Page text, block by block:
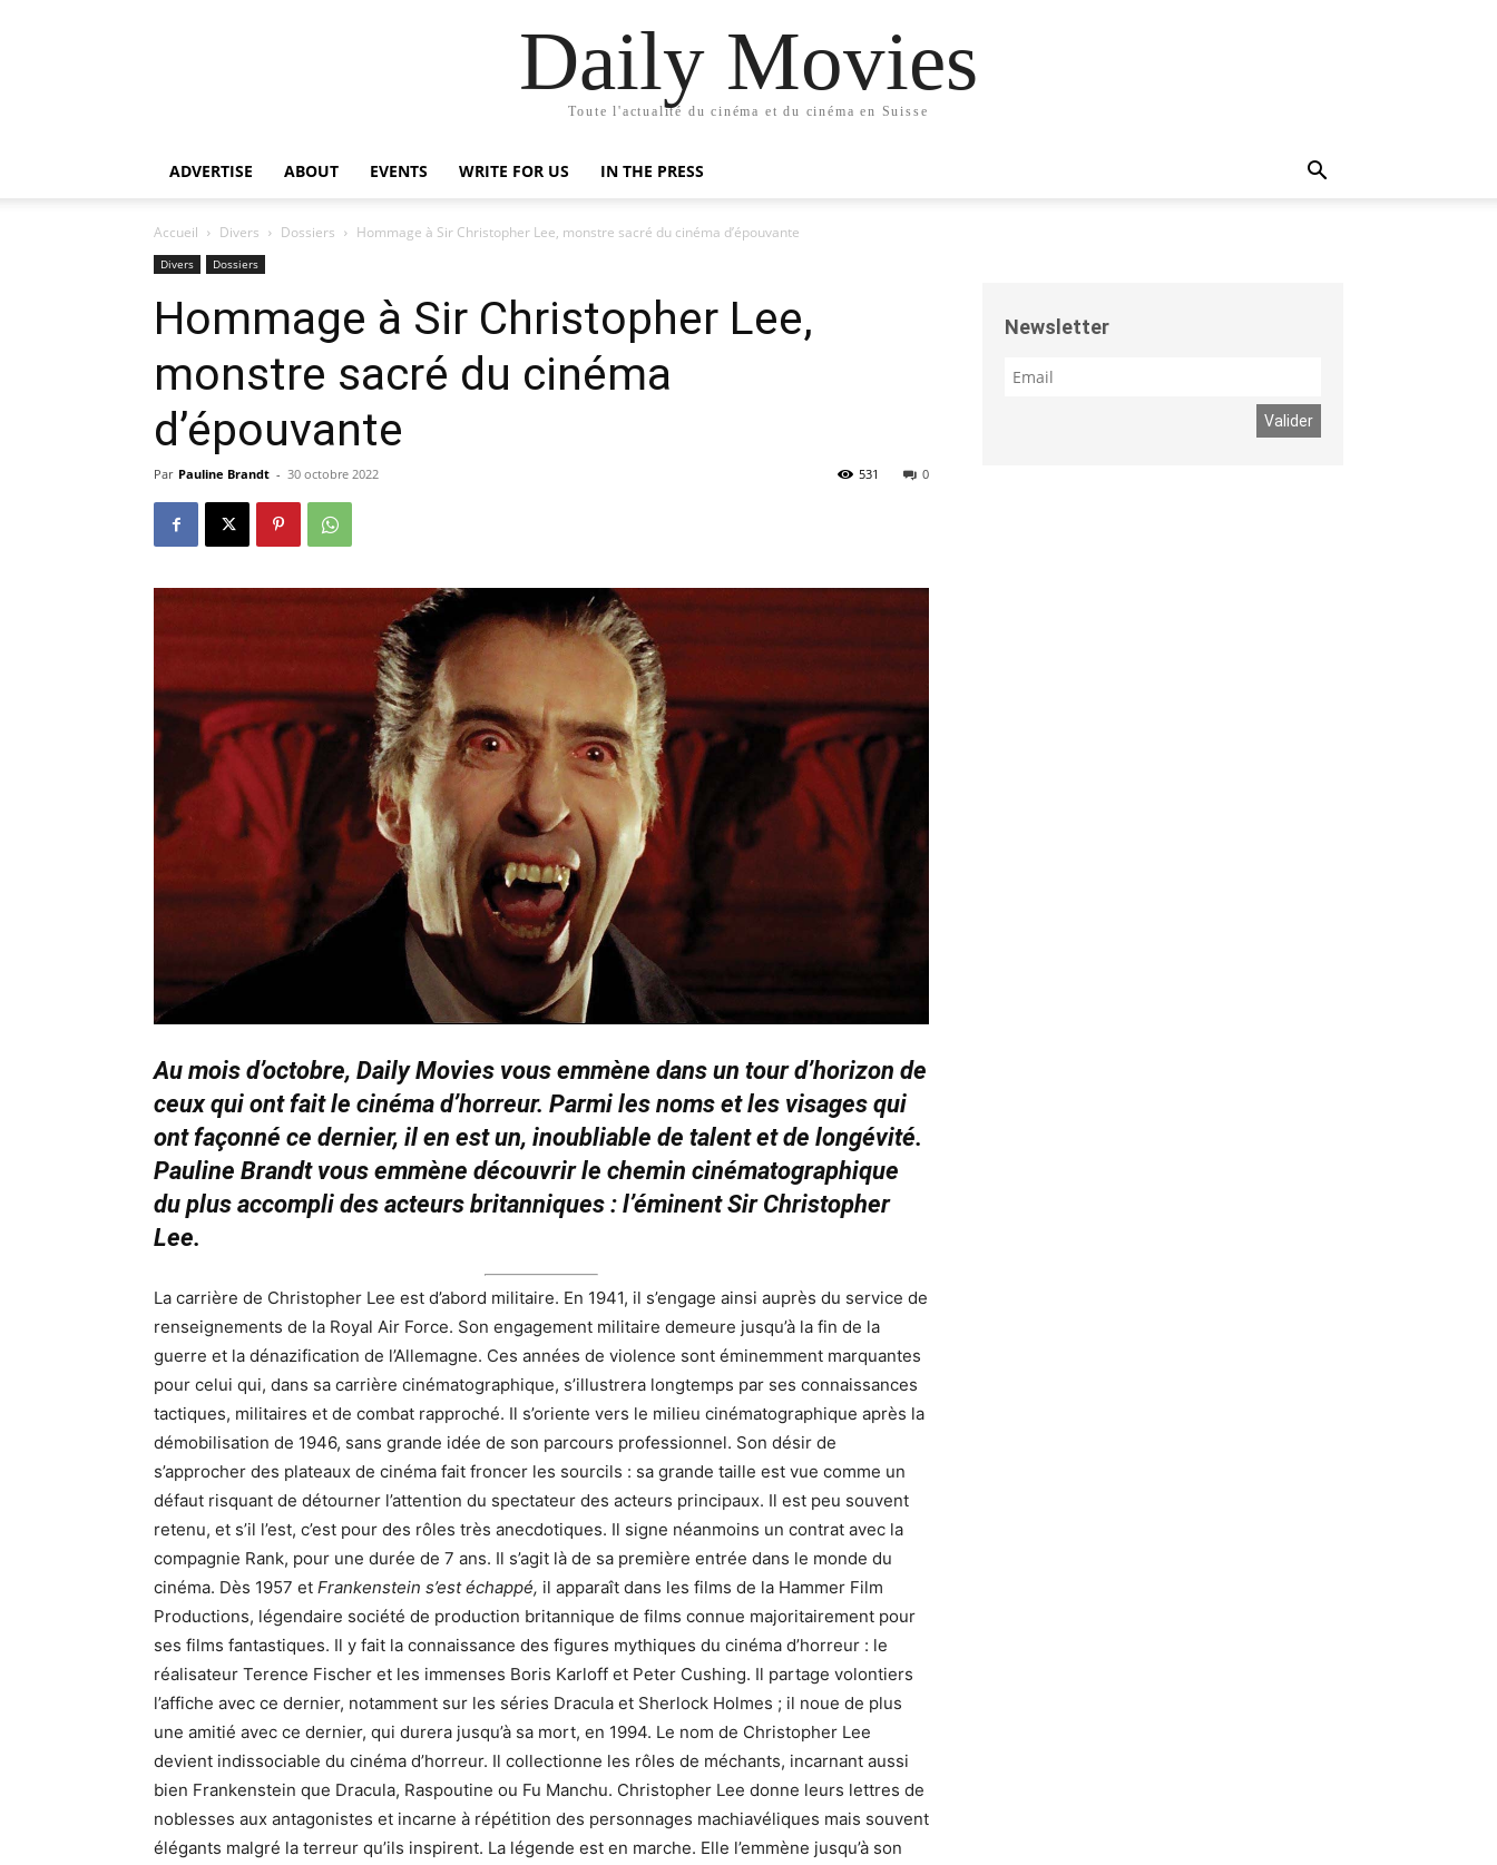
Daily Movies
Toute l'actualité du cinéma et du cinéma en Suisse
ADVERTISE ABOUT EVENTS WRITE FOR US IN THE PRESS
Accueil Divers Dossiers Hommage à Sir Christopher Lee, monstre sacré du cinéma d’épouvante
Divers Dossiers
Hommage à Sir Christopher Lee,
monstre sacré du cinéma
d’épouvante
Par Pauline Brandt - 30 octobre 2022 0
531
Au mois d’octobre, Daily Movies vous emmène dans un tour d’horizon de
ceux qui ont fait le cinéma d’horreur. Parmi les noms et les visages qui
ont façonné ce dernier, il en est un, inoubliable de talent et de longévité.
Pauline Brandt vous emmène découvrir le chemin cinématographique
du plus accompli des acteurs britanniques : l’éminent Sir Christopher
Lee.
La carrière de Christopher Lee est d’abord militaire. En 1941, il s’engage ainsi auprès du service de
renseignements de la Royal Air Force. Son engagement militaire demeure jusqu’à la fin de la
guerre et la dénazification de l’Allemagne. Ces années de violence sont éminemment marquantes
pour celui qui, dans sa carrière cinématographique, s’illustrera longtemps par ses connaissances
tactiques, militaires et de combat rapproché. Il s’oriente vers le milieu cinématographique après la
démobilisation de 1946, sans grande idée de son parcours professionnel. Son désir de
s’approcher des plateaux de cinéma fait froncer les sourcils : sa grande taille est vue comme un
défaut risquant de détourner l’attention du spectateur des acteurs principaux. Il est peu souvent
retenu, et s’il l’est, c’est pour des rôles très anecdotiques. Il signe néanmoins un contrat avec la
compagnie Rank, pour une durée de 7 ans. Il s’agit là de sa première entrée dans le monde du
cinéma. Dès 1957 et Frankenstein s’est échappé, il apparaît dans les films de la Hammer Film
Productions, légendaire société de production britannique de films connue majoritairement pour
ses films fantastiques. Il y fait la connaissance des figures mythiques du cinéma d’horreur : le
réalisateur Terence Fischer et les immenses Boris Karloff et Peter Cushing. Il partage volontiers
l’affiche avec ce dernier, notamment sur les séries Dracula et Sherlock Holmes ; il noue de plus
une amitié avec ce dernier, qui durera jusqu’à sa mort, en 1994. Le nom de Christopher Lee
devient indissociable du cinéma d’horreur. Il collectionne les rôles de méchants, incarnant aussi
bien Frankenstein que Dracula, Raspoutine ou Fu Manchu. Christopher Lee donne leurs lettres de
noblesses aux antagonistes et incarne à répétition des personnages machiavéliques mais souvent
élégants malgré la terreur qu’ils inspirent. La légende est en marche. Elle l’emmène jusqu’à son
Newsletter